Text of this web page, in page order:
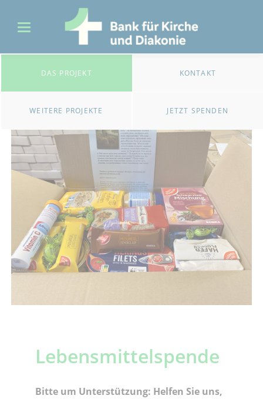
DAS PROJEKT KONTAKT
WEITERE PROJEKTE JETZT SPENDEN
Lebensmittelspende
Bitte um Unterstützung: Helfen Sie uns,